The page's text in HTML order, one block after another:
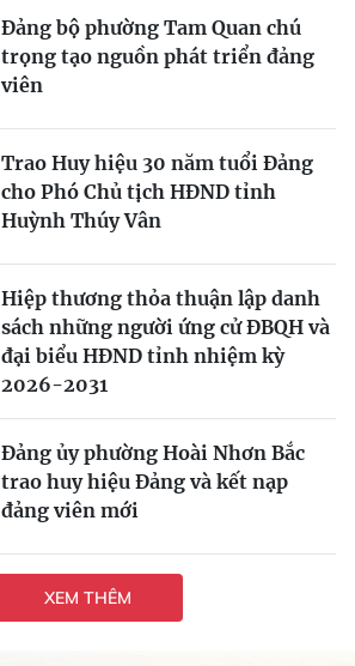
Đảng bộ phường Tam Quan chú
trọng tạo nguồn phát triển đảng
viên
Trao Huy hiệu 30 năm tuổi Đảng
cho Phó Chủ tịch HĐND tỉnh
Huỳnh Thúy Vân
Hiệp thương thỏa thuận lập danh
sách những người ứng cử ĐBQH và
đại biểu HĐND tỉnh nhiệm kỳ
2026-2031
Đảng ủy phường Hoài Nhơn Bắc
trao huy hiệu Đảng và kết nạp
đảng viên mới
XEM THÊM